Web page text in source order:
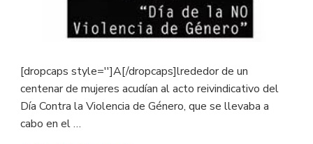
[dropcaps style='']A[/dropcaps]lrededor de un
centenar de mujeres acudían al acto reivindicativo del
Día Contra la Violencia de Género, que se llevaba a
cabo en el …